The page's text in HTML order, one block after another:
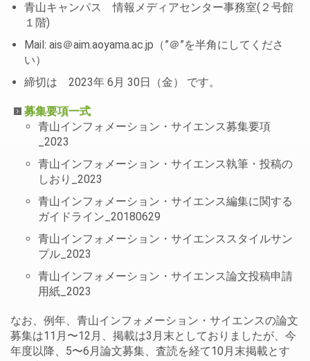
青山キャンパス 情報メディアセンター事務室(２号館
１階)
Mail: ais＠aim.aoyama.ac.jp（”＠”を半角にしてくださ
い）
締切は 2023年 6月 30日（金） です。
募集要項一式
青山インフォメーション・サイエンス募集要項
_2023
青山インフォメーション・サイエンス執筆・投稿の
しおり_2023
青山インフォメーション・サイエンス編集に関する
ガイドライン_20180629
青山インフォメーション・サイエンススタイルサン
プル_2023
青山インフォメーション・サイエンス論文投稿申請
用紙_2023
なお、例年、青山インフォメーション・サイエンスの論文
募集は11月〜12月、掲載は3月末としておりましたが、今
年度以降、5〜6月論文募集、査読を経て10月末掲載とす